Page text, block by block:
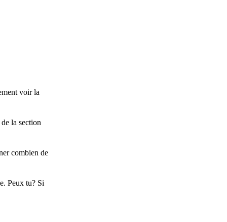
voir la
la section
combien de
Peux tu? Si